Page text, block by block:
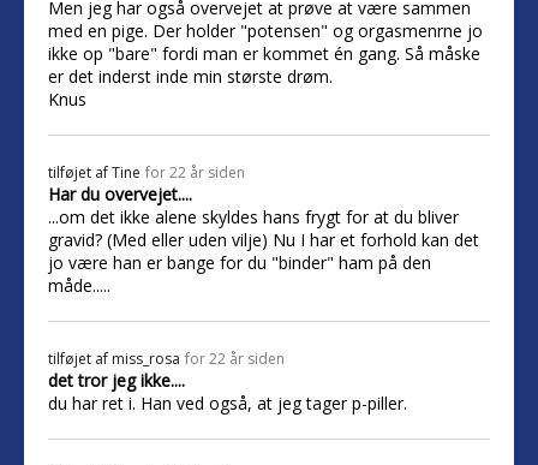
Men jeg har også overvejet at prøve at være sammen
med en pige. Der holder "potensen" og orgasmenrne jo
ikke op "bare" fordi man er kommet én gang. Så måske
er det inderst inde min største drøm.
Knus
tilføjet afTine for 22 år siden
Har du overvejet....
...om det ikke alene skyldes hans frygt for at du bliver
gravid? (Med eller uden vilje) Nu I har et forhold kan det
jo være han er bange for du "binder" ham på den
måde.....
tilføjet af miss_rosa for 22 år siden
det tror jeg ikke....
du har ret i. Han ved også, at jeg tager p-piller.